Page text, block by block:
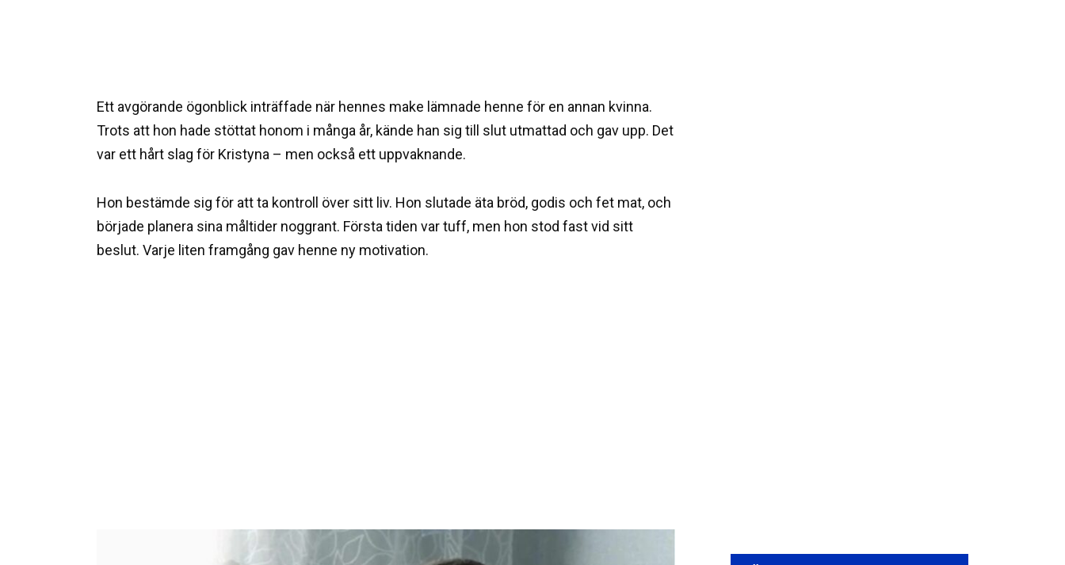
Ett avgörande ögonblick inträffade när hennes make lämnade henne för en annan kvinna.
Trots att hon hade stöttat honom i många år, kände han sig till slut utmattad och gav upp. Det
var ett hårt slag för Kristyna – men också ett uppvaknande.
Hon bestämde sig för att ta kontroll över sitt liv. Hon slutade äta bröd, godis och fet mat, och
började planera sina måltider noggrant. Första tiden var tuff, men hon stod fast vid sitt
beslut. Varje liten framgång gav henne ny motivation.